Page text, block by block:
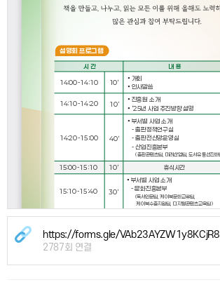
https://forms.gle/VAb23AYZW1y8KCjR8
2787회 연결